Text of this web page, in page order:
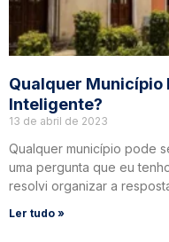
Qualquer Município
Inteligente?
13 de abril de 2023
Qualquer município pode
uma pergunta que eu
resolvi organizar a
Ler tudo »